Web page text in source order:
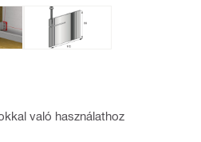
való használathoz